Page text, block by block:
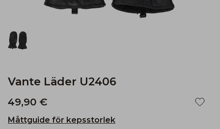
Vante Läder U2406
49,90 €
Måttguide för kepsstorlek